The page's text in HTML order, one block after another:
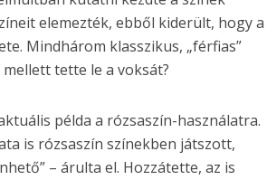
elemezték, ebből kiderült, hogy a
Mindhárom klasszikus, „férfias”
tette le a voksát?
példa a rózsaszín-használatra.
is rózsaszín színekben játszott,
– árulta el. Hozzátette, az is